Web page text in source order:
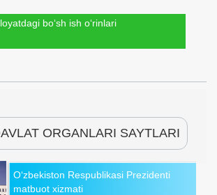
bo‘sh ish o‘rinlari
ORGANLARI SAYTLARI
O‘zbekiston Respublikasi Prezidenti
matbuot xizmati